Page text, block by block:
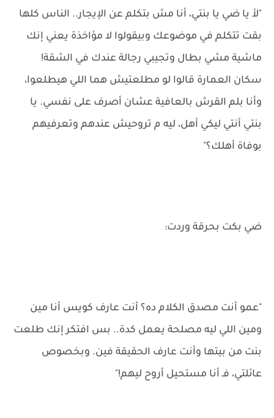
"لأ يا ضي يا بنتي، أنا مش بتكلم عن الإيجار.. الناس كلها
بقت تتكلم في موضوعك وبيقولوا لا مؤاخذة يعني إنك
ماشية مشي بطال وتجيبي رجالة عندك في الشقة!
سكان العمارة قالوا لو مطلعتيش هما اللي هيطلعوا،
وأنا بلم القرش بالعافية عشان أصرف على نفسي. يا
بنتي أنتي ليكي أهل، ليه م تروحيش عندهم وتعرفيهم
بوفاة أهلك؟"
ضي بكت بحرقة وردت:
"عمو أنت مصدق الكلام ده؟ أنت عارف كويس أنا مين
ومين اللي ليه مصلحة يعمل كدة.. بس افتكر إنك طلعت
بنت من بيتها وأنت عارف الحقيقة فين. وبخصوص
عائلتي، فـ أنا مستحيل أروح ليهم!"